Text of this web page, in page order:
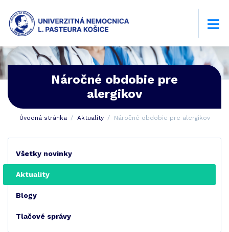
Náročné obdobie pre
alergikov
Úvodná stránka Aktuality Náročné obdobie pre alergikov
Všetky novinky
Aktuality
Blogy
Tlačové správy